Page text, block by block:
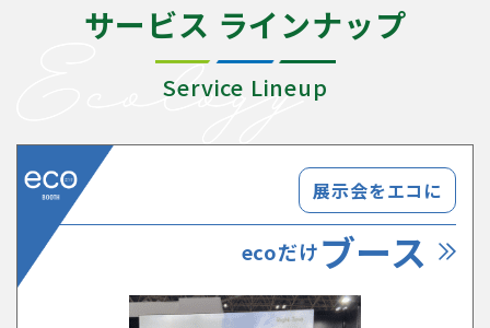
サービス ラインナップ
Service Lineup
展示会をエコに
ecoだけブース